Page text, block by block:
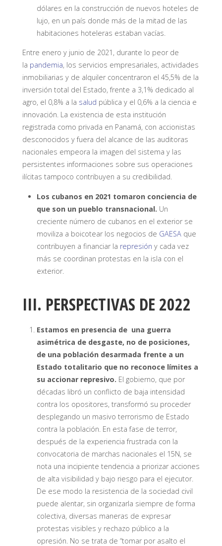
dólares en la construcción de nuevos hoteles de
lujo, en un país donde más de la mitad de las
habitaciones hoteleras estaban vacías.
Entre enero y junio de 2021, durante lo peor de
la pandemia, los servicios empresariales, actividades
inmobiliarias y de alquiler concentraron el 45,5% de la
inversión total del Estado, frente a 3,1% dedicado al
agro, el 0,8% a la salud pública y el 0,6% a la ciencia e
innovación. La existencia de esta institución
registrada como privada en Panamá, con accionistas
desconocidos y fuera del alcance de las auditoras
nacionales empeora la imagen del sistema y las
persistentes informaciones sobre sus operaciones
ilícitas tampoco contribuyen a su credibilidad.
Los cubanos en 2021 tomaron conciencia de
que son un pueblo transnacional. Un
creciente número de cubanos en el exterior se
moviliza a boicotear los negocios de GAESA que
contribuyen a financiar la represión y cada vez
más se coordinan protestas en la isla con el
exterior.
III. PERSPECTIVAS DE 2022
Estamos en presencia de una guerra
asimétrica de desgaste, no de posiciones,
de una población desarmada frente a un
Estado totalitario que no reconoce límites a
su accionar represivo. El gobierno, que por
décadas libró un conflicto de baja intensidad
contra los opositores, transformó su proceder
desplegando un masivo terrorismo de Estado
contra la población. En esta fase de terror,
después de la experiencia frustrada con la
convocatoria de marchas nacionales el 15N, se
nota una incipiente tendencia a priorizar acciones
de alta visibilidad y bajo riesgo para el ejecutor.
De ese modo la resistencia de la sociedad civil
puede alentar, sin organizarla siempre de forma
colectiva, diversas maneras de expresar
protestas visibles y rechazo público a la
opresión. No se trata de “tomar por asalto el